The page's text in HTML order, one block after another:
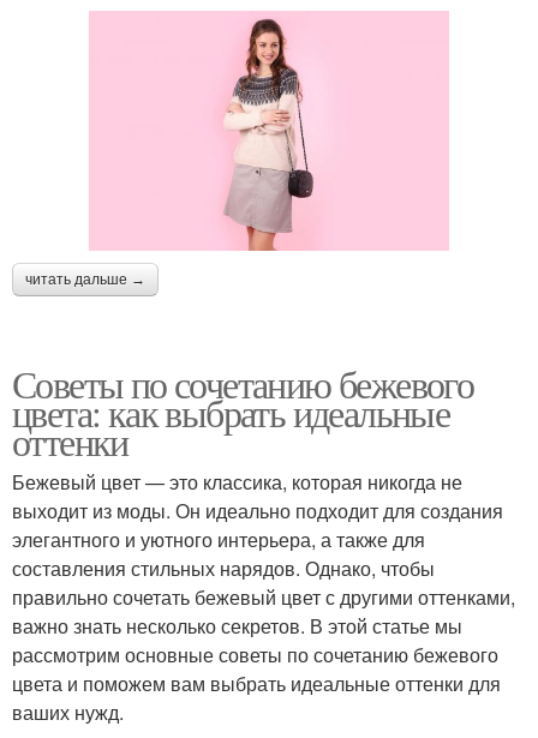
читать дальше →
Советы по сочетанию бежевого
цвета: как выбрать идеальные
оттенки
Бежевый цвет — это классика, которая никогда не
выходит из моды. Он идеально подходит для создания
элегантного и уютного интерьера, а также для
составления стильных нарядов. Однако, чтобы
правильно сочетать бежевый цвет с другими оттенками,
важно знать несколько секретов. В этой статье мы
рассмотрим основные советы по сочетанию бежевого
цвета и поможем вам выбрать идеальные оттенки для
ваших нужд.